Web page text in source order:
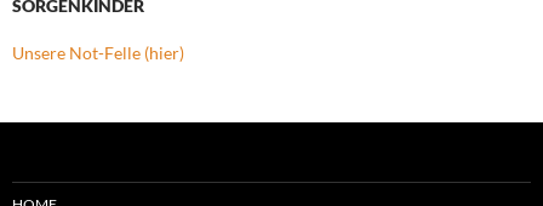
SORGENKINDER
Unsere Not-Felle (hier)